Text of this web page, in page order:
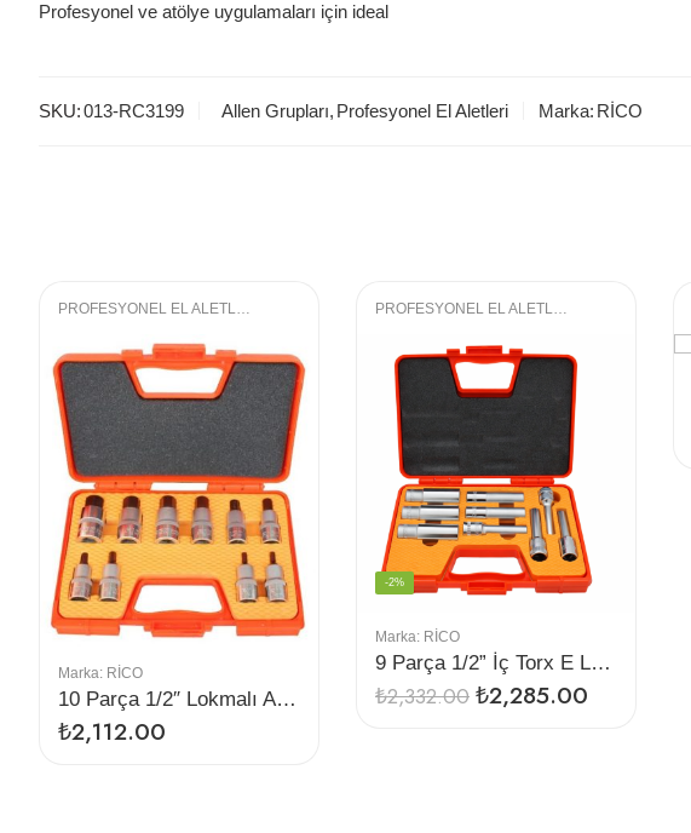
Profesyonel ve atölye uygulamaları için ideal
SKU:013-RC3199 Allen Grupları, Profesyonel El Aletleri Marka: RİCO
Marka: RİCO
10 Parça 1/2″ Lokmalı Allen Bıts Uç Seti
₺2,112.00
Marka: RİCO
9 Parça 1/2” İç Torx E Lokma Seti Uzun
-2%
₺2,332.00₺2,285.00